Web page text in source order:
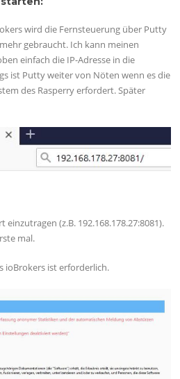
wird die Fernsteuerung über Putty
gebraucht. Ich kann meinen
einfach die IP-Adresse in die
ist Putty weiter von Nöten wenn es die
des Rasperry erfordert. Später
(z.B. 192.168.178.27:8081).
mal.
ioBrokers ist erforderlich.